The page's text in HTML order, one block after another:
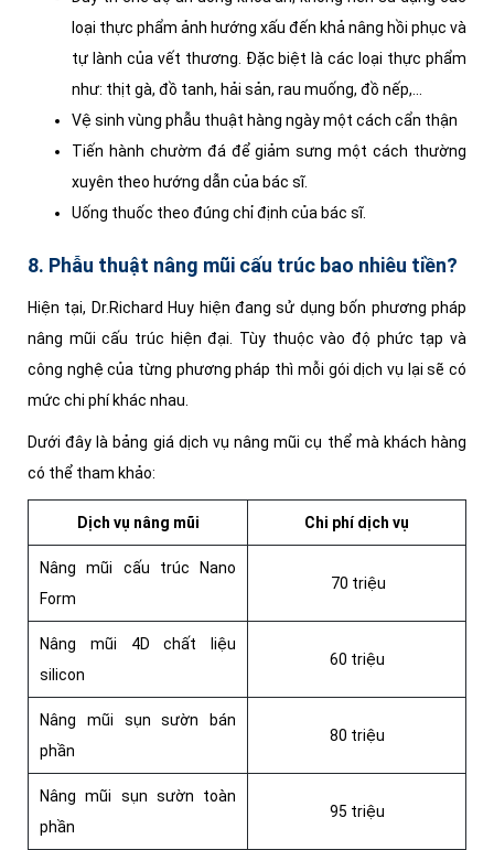
loại thực phẩm ảnh hướng xấu đến khả nâng hồi phục và
tự lành của vết thương. Đặc biệt là các loại thực phẩm
như: thịt gà, đồ tanh, hải sản, rau muống, đồ nếp,...
Vệ sinh vùng phẫu thuật hàng ngày một cách cẩn thận
Tiến hành chườm đá để giảm sưng một cách thường
xuyên theo hướng dẫn của bác sĩ.
Uống thuốc theo đúng chỉ định của bác sĩ.
8. Phẫu thuật nâng mũi cấu trúc bao nhiêu tiền?
Hiện tại, Dr.Richard Huy hiện đang sử dụng bốn phương pháp
nâng mũi cấu trúc hiện đại. Tùy thuộc vào độ phức tạp và
công nghệ của từng phương pháp thì mỗi gói dịch vụ lại sẽ có
mức chi phí khác nhau.
Dưới đây là bảng giá dịch vụ nâng mũi cụ thể mà khách hàng
có thể tham khảo:
Dịch vụ nâng mũi Chi phí dịch vụ
Nâng mũi cấu trúc Nano
Form
70 triệu
Nâng mũi 4D chất liệu
silicon
60 triệu
Nâng mũi sụn sườn bán
phần
80 triệu
Nâng mũi sụn sườn toàn
phần
95 triệu